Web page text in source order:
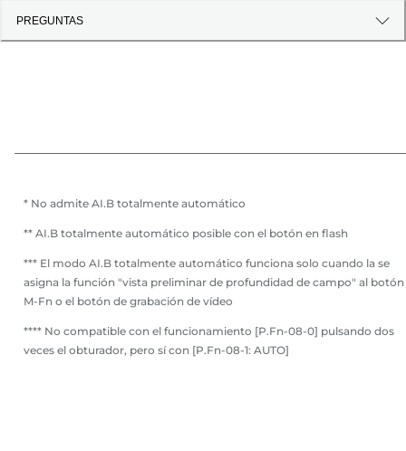
PREGUNTAS
* No admite AI.B totalmente automático
** AI.B totalmente automático posible con el botón en flash
*** El modo AI.B totalmente automático funciona solo cuando la se
asigna la función "vista preliminar de profundidad de campo" al botón
M-Fn o el botón de grabación de vídeo
**** No compatible con el funcionamiento [P.Fn-08-0] pulsando dos
veces el obturador, pero sí con [P.Fn-08-1: AUTO]